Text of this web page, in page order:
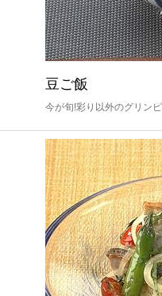
豆ご飯
今が旬!彩り以外のグリン